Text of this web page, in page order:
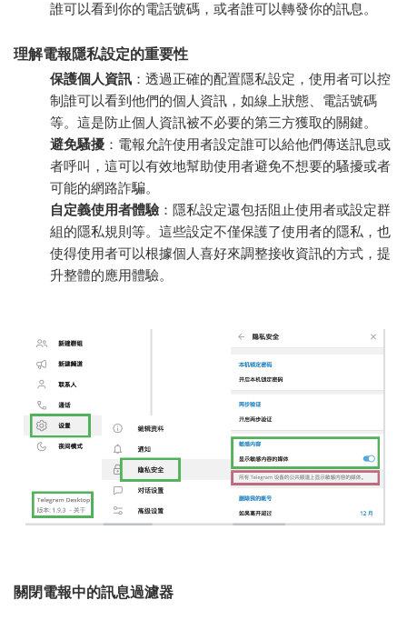
誰可以看到你的電話號碼，或者誰可以轉發你的訊息。
理解電報隱私設定的重要性
保護個人資訊 ：透過正確的配置隱私設定，使用者可以控
制誰可以看到他們的個人資訊，如線上狀態、電話號碼
等。這是防止個人資訊被不必要的第三方獲取的關鍵。
避免騷擾 ：電報允許使用者設定誰可以給他們傳送訊息或
者呼叫，這可以有效地幫助使用者避免不想要的騷擾或者
可能的網路詐騙。
自定義使用者體驗：隱私設定還包括阻止使用者或設定群
組的隱私規則等。這些設定不僅保護了使用者的隱私，也
使得使用者可以根據個人喜好來調整接收資訊的方式，提
升整體的應用體驗。
關閉電報中的訊息過濾器